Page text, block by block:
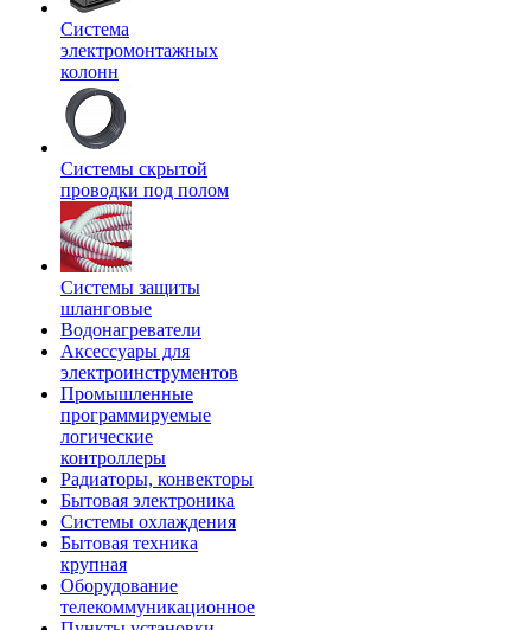
Система
электромонтажных
колонн
Системы скрытой
проводки под полом
Системы защиты
шланговые
Водонагреватели
Аксессуары для
электроинструментов
Промышленные
программируемые
логические
контроллеры
Радиаторы, конвекторы
Бытовая электроника
Системы охлаждения
Бытовая техника
крупная
Оборудование
телекоммуникационное